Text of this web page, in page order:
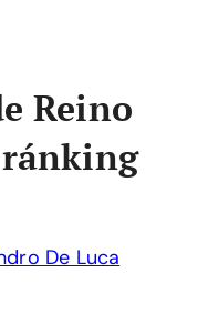
Reino
De Luca